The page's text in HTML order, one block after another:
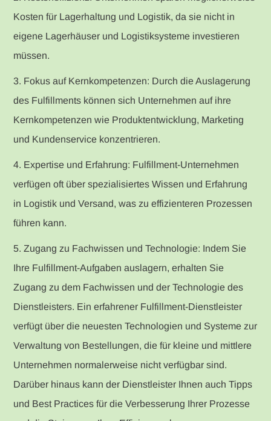
Kosten für Lagerhaltung und Logistik, da sie nicht in
eigene Lagerhäuser und Logistiksysteme investieren
müssen.
3. Fokus auf Kernkompetenzen: Durch die Auslagerung
des Fulfillments können sich Unternehmen auf ihre
Kernkompetenzen wie Produktentwicklung, Marketing
und Kundenservice konzentrieren.
4. Expertise und Erfahrung: Fulfillment-Unternehmen
verfügen oft über spezialisiertes Wissen und Erfahrung
in Logistik und Versand, was zu effizienteren Prozessen
führen kann.
5. Zugang zu Fachwissen und Technologie: Indem Sie
Ihre Fulfillment-Aufgaben auslagern, erhalten Sie
Zugang zu dem Fachwissen und der Technologie des
Dienstleisters. Ein erfahrener Fulfillment-Dienstleister
verfügt über die neuesten Technologien und Systeme zur
Verwaltung von Bestellungen, die für kleine und mittlere
Unternehmen normalerweise nicht verfügbar sind.
Darüber hinaus kann der Dienstleister Ihnen auch Tipps
und Best Practices für die Verbesserung Ihrer Prozesse